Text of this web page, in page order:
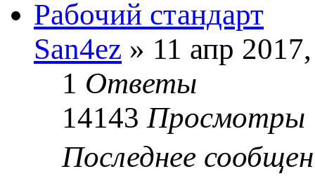
Рабочий стандарт
San4ez » 11 апр
1 Ответы
14143Просмотры
Последнее